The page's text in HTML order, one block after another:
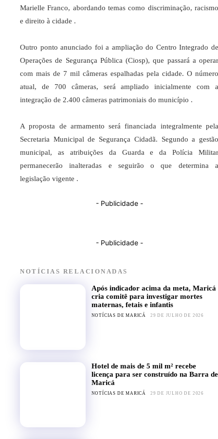
Marielle Franco, abordando temas como discriminação, racismo
e direito à cidade .​
Outro ponto anunciado foi a ampliação do Centro Integrado de
Operações de Segurança Pública (Ciosp), que passará a operar
com mais de 7 mil câmeras espalhadas pela cidade. O número
atual, de 700 câmeras, será ampliado inicialmente com a
integração de 2.400 câmeras patrimoniais do município .​
A proposta de armamento será financiada integralmente pela
Secretaria Municipal de Segurança Cidadã. Segundo a gestão
municipal, as atribuições da Guarda e da Polícia Militar
permanecerão inalteradas e seguirão o que determina a
legislação vigente .​
- Publicidade -
- Publicidade -
NOTÍCIAS RELACIONADAS
Após indicador acima da meta, Maricá
cria comitê para investigar mortes
maternas, fetais e infantis
NOTÍCIAS DE MARICÁ 29 DE JULHO DE 2026
Hotel de mais de 5 mil m² recebe
licença para ser construído na Barra de
Maricá
NOTÍCIAS DE MARICÁ 29 DE JULHO DE 2026